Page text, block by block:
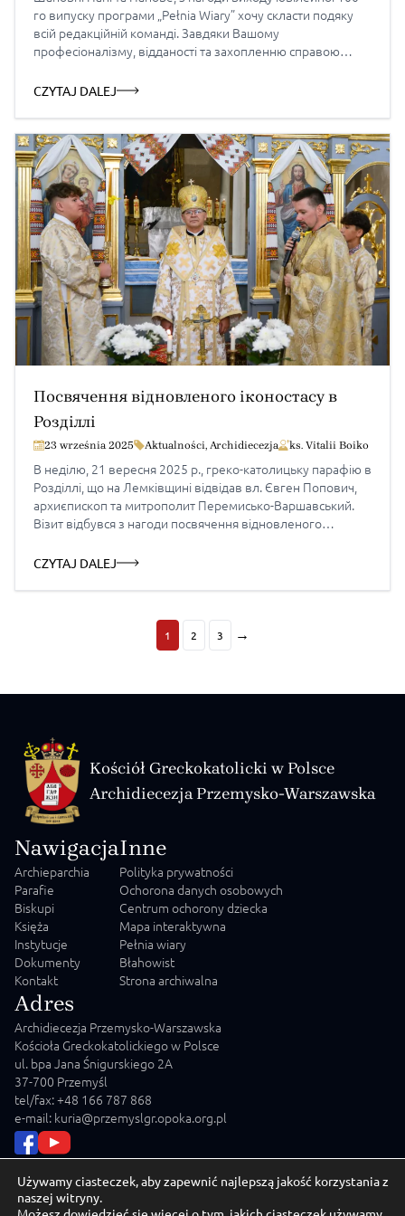
го випуску програми „Pełnia Wiary” хочу скласти подяку
всій редакційній команді. Завдяки Вашому
професіоналізму, відданості та захопленню справою
програмою, але також місцем зустрічі з Греко-
роздумів, діалогу та свідоцтва віри. Ваша праця становить
важливий внесок у […]
CZYTAJ DALEJ
Посвячення відновленого іконостасу в
Розділлі
23 września 2025 Aktualności, Archidiecezja ks. Vitalii Boiko
В неділю, 21 вересня 2025 р., греко-католицьку парафію в
Розділлі, що на Лемківщині відвідав вл. Євген Попович,
архиєпископ та митрополит Перемисько-Варшавський.
Візит відбувся з нагоди посвячення відновленого
членами парафіяльної ради та чину посвячення іконостасу
Літургію, якому співслужили о. Григорій Пацан – місцевий
CZYTAJ DALEJ
1 2 3 →
Kościół Greckokatolicki w Polsce
Archidiecezja Przemysko-Warszawska
Nawigacja
Archieparchia
Parafie
Biskupi
Księża
Instytucje
Dokumenty
Kontakt
Inne
Polityka prywatności
Ochorona danych osobowych
Centrum ochorony dziecka
Mapa interaktywna
Pełnia wiary
Błahowist
Strona archiwalna
Adres
Archidiecezja Przemysko-Warszawska
Kościoła Greckokatolickiego w Polsce
ul. bpa Jana Śnigurskiego 2A
37-700 Przemyśl
tel/fax: +48 166 787 868
e-mail: kuria@przemyslgr.opoka.org.pl
Używamy ciasteczek, aby zapewnić najlepszą jakość korzystania z
naszej witryny.